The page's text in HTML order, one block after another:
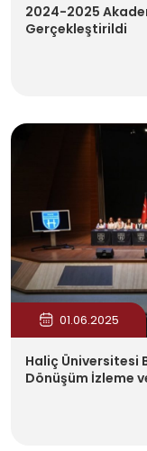
2024-2025
Gerçekleştirildi
01.06.2025
Haliç Üniversitesi
Dönüşüm İzleme